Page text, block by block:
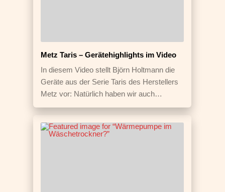
Metz Taris – Gerätehighlights im Video
In diesem Video stellt Björn Holtmann die
Geräte aus der Serie Taris des Herstellers
Metz vor: Natürlich haben wir auch…